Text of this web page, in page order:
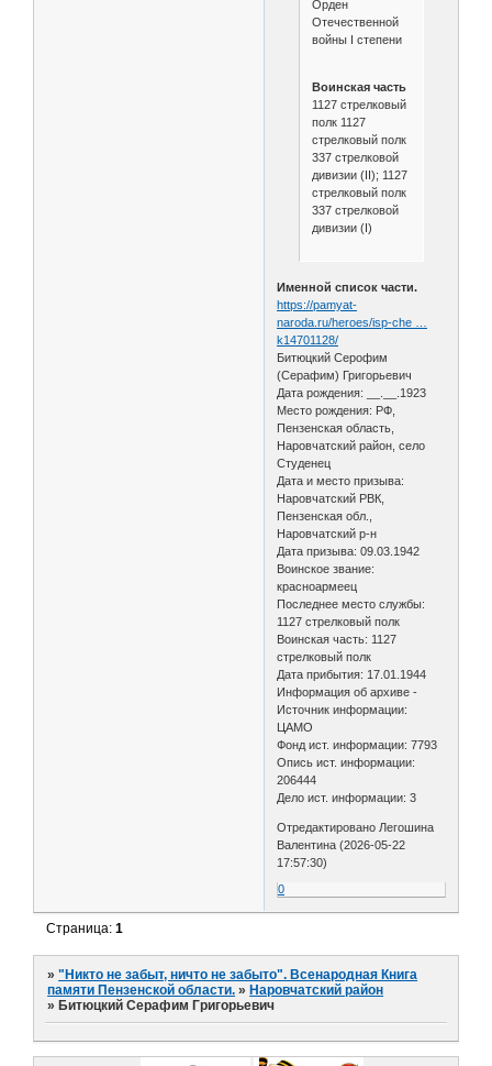
Орден
Отечественной
войны I степени
Воинская часть
1127 стрелковый
полк 1127
стрелковый полк
337 стрелковой
дивизии (II); 1127
стрелковый полк
337 стрелковой
дивизии (I)
Именной список части.
https://pamyat-
naroda.ru/heroes/isp-che …
k14701128/
Битюцкий Серофим
(Серафим) Григорьевич
Дата рождения: __.__.1923
Место рождения: РФ,
Пензенская область,
Наровчатский район, село
Студенец
Дата и место призыва:
Наровчатский РВК,
Пензенская обл.,
Наровчатский р-н
Дата призыва: 09.03.1942
Воинское звание:
красноармеец
Последнее место службы:
1127 стрелковый полк
Воинская часть: 1127
стрелковый полк
Дата прибытия: 17.01.1944
Информация об архиве -
Источник информации:
ЦАМО
Фонд ист. информации: 7793
Опись ист. информации:
206444
Дело ист. информации: 3
Отредактировано Легошина
Валентина (2026-05-22
17:57:30)
0
Страница:1
»"Никто не забыт, ничто не забыто". Всенародная Книга
памяти Пензенской области. » Наровчатский район
» Битюцкий Серафим Григорьевич